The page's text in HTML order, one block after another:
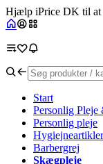
Hjælp iPrice DK til at
Start
Personlig Pleje
Personlig pleje
Hygiejneartikler
Barbergrej
Skægpleje